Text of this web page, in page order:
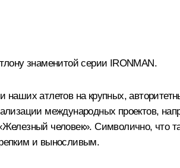
знаменитой серии IRONMAN.
атлетов на крупных,
международных проектов,
человек». Символично, что
и выносливым.